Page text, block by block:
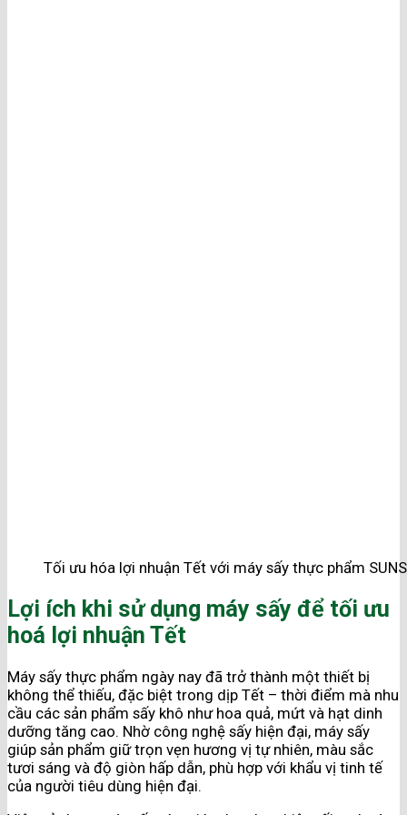
Tối ưu hóa lợi nhuận Tết với máy sấy thực phẩm
Lợi ích khi sử dụng máy sấy để tối ưu
hoá lợi nhuận Tết
Máy sấy thực phẩm ngày nay đã trở thành một thiết bị
không thể thiếu, đặc biệt trong dịp Tết – thời điểm mà nhu
cầu các sản phẩm sấy khô như hoa quả, mứt và hạt dinh
dưỡng tăng cao. Nhờ công nghệ sấy hiện đại, máy sấy
giúp sản phẩm giữ trọn vẹn hương vị tự nhiên, màu sắc
tươi sáng và độ giòn hấp dẫn, phù hợp với khẩu vị tinh tế
của người tiêu dùng hiện đại.